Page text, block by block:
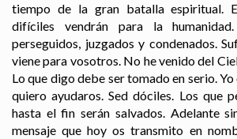
tiempo de la gran batalla espiritual.
difíciles vendrán para la
perseguidos, juzgados y condenados.
viene para vosotros. No he venido del
Lo que digo debe ser tomado en serio.
quiero ayudaros. Sed dóciles. Los que
hasta el fin serán salvados. Adelante
mensaje que hoy os transmito en